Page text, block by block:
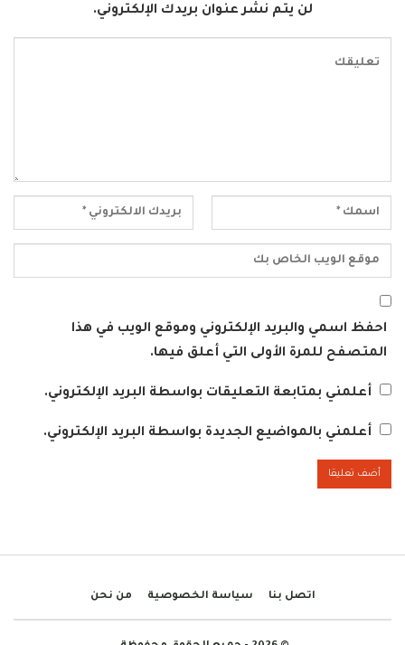
لن يتم نشر عنوان بريدك الإلكتروني.
احفظ اسمي والبريد الإلكتروني وموقع الويب في هذا
المتصفح للمرة الأولى التي أعلق فيها.
أعلمني بمتابعة التعليقات بواسطة البريد الإلكتروني.
أعلمني بالمواضيع الجديدة بواسطة البريد الإلكتروني.
اتصل بنا سياسة الخصوصية من نحن